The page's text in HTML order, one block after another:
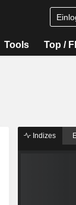
Tools Top /
Indizes